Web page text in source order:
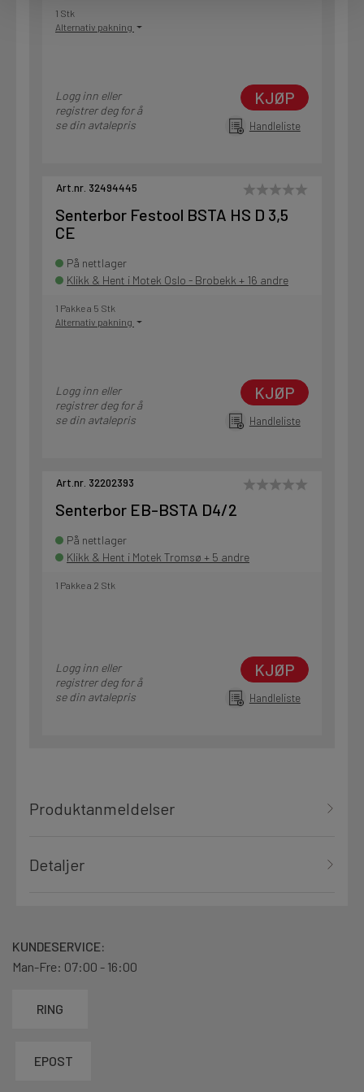
1 Stk
Alternativ pakning
Logg inn eller
registrer deg for å
se din avtalepris
KJØP
Handleliste
Art.nr. 32494445
Senterbor Festool BSTA HS D 3,5
CE
På nettlager
Klikk & Hent i Motek Oslo - Brobekk + 16 andre
1 Pakke a 5 Stk
Alternativ pakning
Logg inn eller
registrer deg for å
se din avtalepris
KJØP
Handleliste
Art.nr. 32202393
Senterbor EB-BSTA D4/2
På nettlager
Klikk & Hent i Motek Tromsø + 5 andre
1 Pakke a 2 Stk
Logg inn eller
registrer deg for å
se din avtalepris
KJØP
Handleliste
Produktanmeldelser
Detaljer
KUNDESERVICE:
Man-Fre: 07:00 - 16:00
RING
EPOST